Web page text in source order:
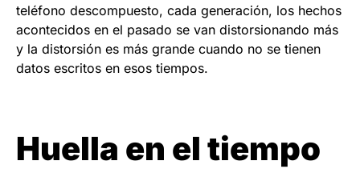
teléfono descompuesto, cada generación, los hechos
acontecidos en el pasado se van distorsionando más
y la distorsión es más grande cuando no se tienen
datos escritos en esos tiempos.
Huella en el tiempo